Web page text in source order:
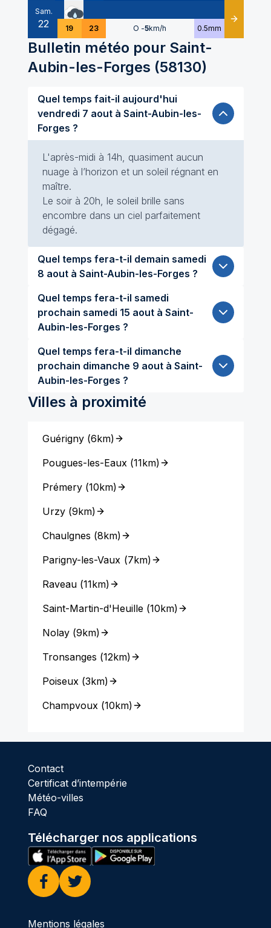
Sam.
22 19 23 O -5km/h 0.5mm Détails
Bulletin météo pour Saint-
Aubin-les-Forges (58130)
Quel temps fait-il aujourd'hui
vendredi 7 aout à Saint-Aubin-les-
Forges ?
L'après-midi à 14h, quasiment aucun
nuage à l’horizon et un soleil régnant en
maître.
Le soir à 20h, le soleil brille sans
encombre dans un ciel parfaitement
dégagé.
Quel temps fera-t-il demain samedi
8 aout à Saint-Aubin-les-Forges ?
Quel temps fera-t-il samedi
prochain samedi 15 aout à Saint-
Aubin-les-Forges ?
Quel temps fera-t-il dimanche
prochain dimanche 9 aout à Saint-
Aubin-les-Forges ?
Villes à proximité
Guérigny(6km)
Pougues-les-Eaux(11km)
Prémery(10km)
Urzy(9km)
Chaulgnes (8km)
Parigny-les-Vaux (7km)
Raveau(11km)
Saint-Martin-d'Heuille(10km)
Nolay(9km)
Tronsanges (12km)
Poiseux(3km)
Champvoux(10km)
Contact
Certificat d’intempérie
Météo-villes
FAQ
Télécharger nos applications
Facebook
Twitter
Mentions légales